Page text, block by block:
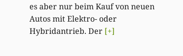
es aber nur beim Kauf von neuen
Autos mit Elektro- oder
Hybridantrieb. Der [+]